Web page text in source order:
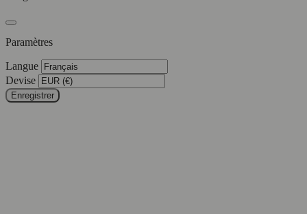
Paramètres
Langue
Devise
Enregistrer